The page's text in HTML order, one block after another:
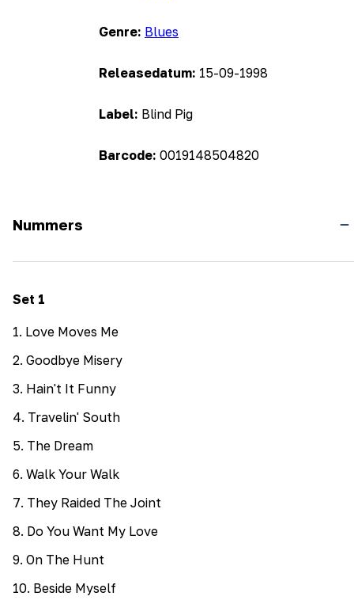
Genre: Blues
Releasedatum: 15-09-1998
Label: Blind Pig
Barcode: 0019148504820
Nummers
Set 1
1. Love Moves Me
2. Goodbye Misery
3. Hain't It Funny
4. Travelin' South
5. The Dream
6. Walk Your Walk
7. They Raided The Joint
8. Do You Want My Love
9. On The Hunt
10. Beside Myself